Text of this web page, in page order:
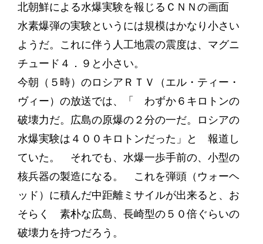
北朝鮮による水爆実験を報じるＣＮＮの画面
水素爆弾の実験というには規模はかなり小さい
ようだ。これに伴う人工地震の震度は、マグニ
チュード４．９と小さい。
今朝（５時）のロシアＲＴＶ（エル・ティー・
ヴィー）の放送では、「 わずか６キロトンの
破壊力だ。広島の原爆の２分の一だ。ロシアの
水爆実験は４００キロトンだった」と 報道し
ていた。 それでも、水爆一歩手前の、小型の
核兵器の製造になる。 これを弾頭（ウォーヘ
ッド）に積んだ中距離ミサイルが出来ると、お
そらく 素朴な広島、長崎型の５０倍ぐらいの
破壊力を持つだろう。